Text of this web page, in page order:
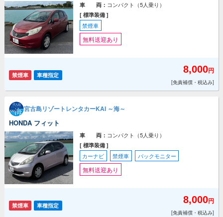
車 両： コンパクト（5人乗り）
[ 標準装備 ]
禁煙車
無料送迎あり
禁煙車 車種指定 8,000円
[免責補償・税込み]
宮古島リゾートレンタカーKAI ～海～
HONDA フィット
車 両： コンパクト（5人乗り）
[ 標準装備 ]
カーナビ 禁煙車 バックモニター
無料送迎あり
禁煙車 車種指定 8,000円
[免責補償・税込み]